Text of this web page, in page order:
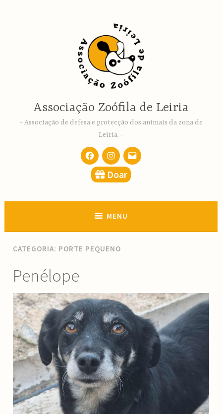
Associação Zoófila de Leiria
Associação de defesa e protecção dos animais da zona de
Leiria.
FacebookInstagram
email
Doar
MENU
CATEGORIA: PORTE PEQUENO
Penélope